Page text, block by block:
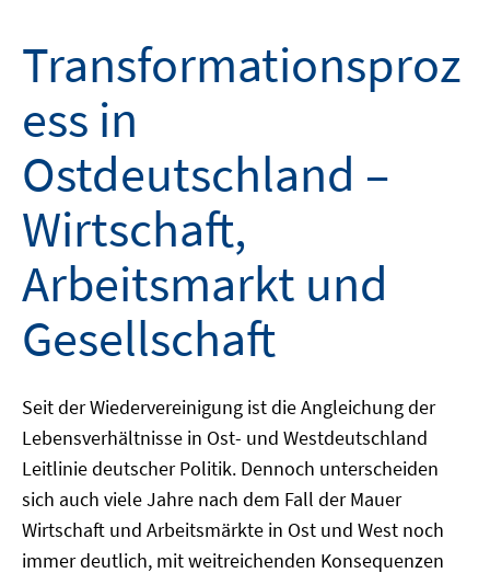
Transformationsproz
ess in
Ostdeutschland –
Wirtschaft,
Arbeitsmarkt und
Gesellschaft
Seit der Wiedervereinigung ist die Angleichung der
Lebensverhältnisse in Ost- und Westdeutschland
Leitlinie deutscher Politik. Dennoch unterscheiden
sich auch viele Jahre nach dem Fall der Mauer
Wirtschaft und Arbeitsmärkte in Ost und West noch
immer deutlich, mit weitreichenden Konsequenzen